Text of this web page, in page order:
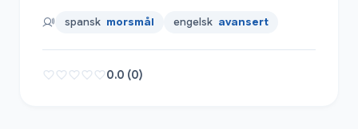
spansk morsmål engelsk avansert
0.0 (0)